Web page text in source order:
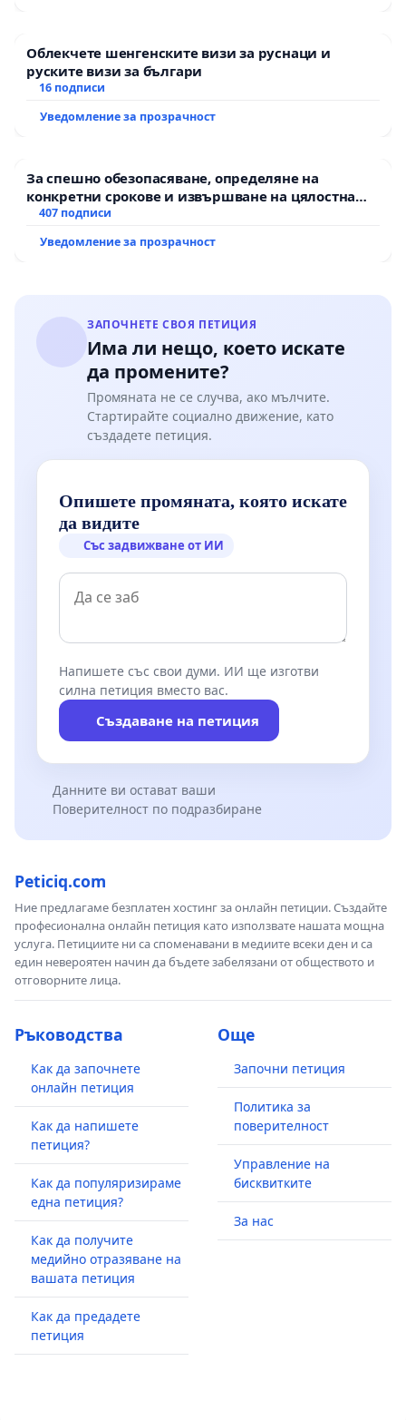
Облекчете шенгенските визи за руснаци и
руските визи за българи
16 подписи
Уведомление за прозрачност
За спешно обезопасяване, определяне на
конкретни срокове и извършване на цялостна
рехабилитация на републиканския път между
Мирово - к.к. Момин проход
407 подписи
Уведомление за прозрачност
ЗАПОЧНЕТЕ СВОЯ ПЕТИЦИЯ
Има ли нещо, което искате
да промените?
Промяната не се случва, ако мълчите.
Стартирайте социално движение, като
създадете петиция.
Опишете промяната, която искате
да видите
Със задвижване от ИИ
Напишете със свои думи. ИИ ще изготви
силна петиция вместо вас.
Създаване на петиция
Данните ви остават ваши
Поверителност по подразбиране
Peticiq.com
Ние предлагаме безплатен хостинг за онлайн петиции. Създайте
професионална онлайн петиция като използвате нашата мощна
услуга. Петициите ни са споменавани в медиите всеки ден и са
един невероятен начин да бъдете забелязани от обществото и
отговорните лица.
Ръководства
Как да започнете
онлайн петиция
Как да напишете
петиция?
Как да популяризираме
една петиция?
Как да получите
медийно отразяване на
вашата петиция
Как да предадете
петиция
Още
Започни петиция
Политика за
поверителност
Управление на
бисквитките
За нас